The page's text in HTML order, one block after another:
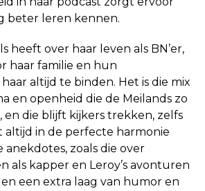
beter leren kennen.
heeft over haar leven als BN’er,
haar familie en hun
altijd te binden. Het is die mix
en openheid die de Meilands zo
en die blijft kijkers trekken, zelfs
altijd in de perfecte harmonie
anekdotes, zoals die over
als kapper en Leroy’s avonturen
een extra laag van humor en